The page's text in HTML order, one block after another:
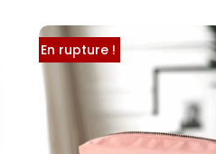
En rupture !